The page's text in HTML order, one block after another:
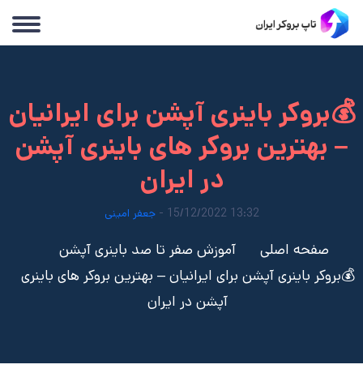
💰بروکر باینری آپشن برای ایرانیان
– بهترین بروکر های باینری آپشن
در ایران
13:32 15/12/2022 - جعفر امینی
صفحه اصلی
آموزش صفر تا صد باینری آپشن
💰بروکر باینری آپشن برای ایرانیان – بهترین بروکر های باینری
آپشن در ایران